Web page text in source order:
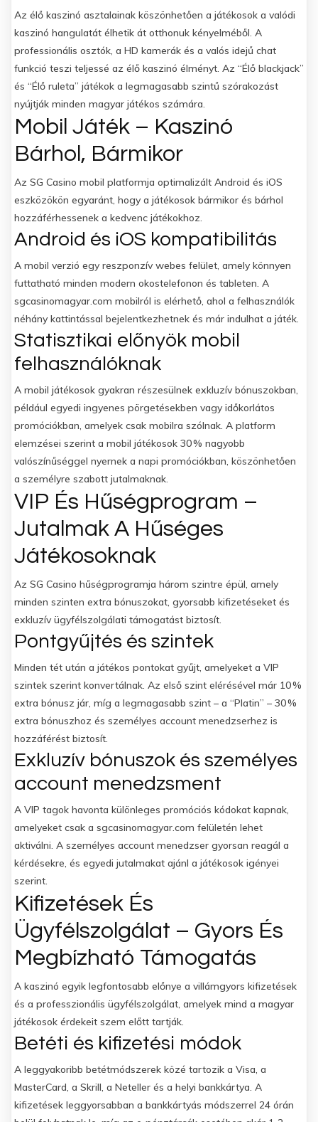
Az élő kaszinó asztalainak köszönhetően a játékosok a valódi
kaszinó hangulatát élhetik át otthonuk kényelméből. A
professionális osztók, a HD kamerák és a valós idejű chat
funkció teszi teljessé az élő kaszinó élményt. Az “Élő blackjack”
és “Élő ruleta” játékok a legmagasabb szintű szórakozást
nyújtják minden magyar játékos számára.
Mobil Játék – Kaszinó
Bárhol, Bármikor
Az SG Casino mobil platformja optimalizált Android és iOS
eszközökön egyaránt, hogy a játékosok bármikor és bárhol
hozzáférhessenek a kedvenc játékokhoz.
Android és iOS kompatibilitás
A mobil verzió egy reszponzív webes felület, amely könnyen
futtatható minden modern okostelefonon és tableten. A
sgcasinomagyar.com mobilról is elérhető, ahol a felhasználók
néhány kattintással bejelentkezhetnek és már indulhat a játék.
Statisztikai előnyök mobil
felhasználóknak
A mobil játékosok gyakran részesülnek exkluzív bónuszokban,
például egyedi ingyenes pörgetésekben vagy időkorlátos
promóciókban, amelyek csak mobilra szólnak. A platform
elemzései szerint a mobil játékosok 30 % nagyobb
valószínűséggel nyernek a napi promóciókban, köszönhetően
a személyre szabott jutalmaknak.
VIP És Hűségprogram –
Jutalmak A Hűséges
Játékosoknak
Az SG Casino hűségprogramja három szintre épül, amely
minden szinten extra bónuszokat, gyorsabb kifizetéseket és
exkluzív ügyfélszolgálati támogatást biztosít.
Pontgyűjtés és szintek
Minden tét után a játékos pontokat gyűjt, amelyeket a VIP
szintek szerint konvertálnak. Az első szint elérésével már 10 %
extra bónusz jár, míg a legmagasabb szint – a “Platin” – 30 %
extra bónuszhoz és személyes account menedzserhez is
hozzáférést biztosít.
Exkluzív bónuszok és személyes
account menedzsment
A VIP tagok havonta különleges promóciós kódokat kapnak,
amelyeket csak a sgcasinomagyar.com felületén lehet
aktiválni. A személyes account menedzser gyorsan reagál a
kérdésekre, és egyedi jutalmakat ajánl a játékosok igényei
szerint.
Kifizetések És
Ügyfélszolgálat – Gyors És
Megbízható Támogatás
A kaszinó egyik legfontosabb előnye a villámgyors kifizetések
és a professzionális ügyfélszolgálat, amelyek mind a magyar
játékosok érdekeit szem előtt tartják.
Betéti és kifizetési módok
A leggyakoribb betétmódszerek közé tartozik a Visa, a
MasterCard, a Skrill, a Neteller és a helyi bankkártya. A
kifizetések leggyorsabban a bankkártyás módszerrel 24 órán